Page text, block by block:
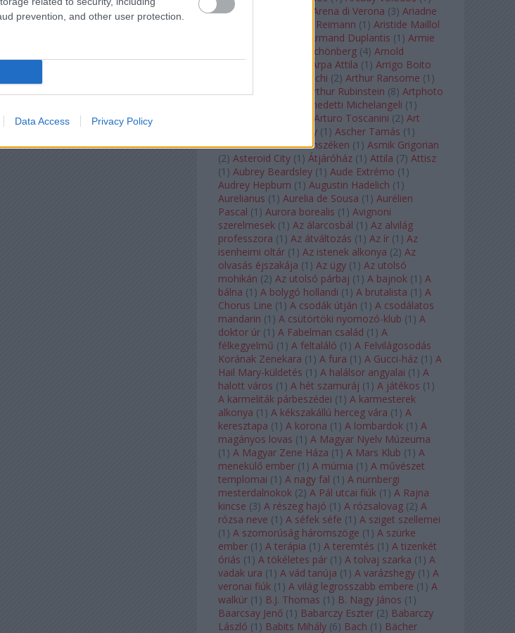
prevention, and other user protection.
Data Access Privacy Policy
Arcangelo Corelli
Arena di Verona (3) Ariadne
Aribert Reimann (1 ) Aristide Maillol
Armand Duplantis (1 ) Armie
Arnold Schönberg (4) Arnold
Schwarzenegger
Árpa Attila (1 ) Arrigo Boito
Artemisia Gentileschi (2) Arthur Ransome (1 )
Arthur Rimbaud
Arthur Rubinstein (8) Artphoto
Arturo Benedetti Michelangeli (1 )
Arturo Toscanini (2) Art
Art Shay (1 ) Ascher Tamás (1 )
Ascher Tamás Háromszéken (1 ) Asmik Grigorian
(2) Asteroid City (1 ) Átjáróház (1 ) Attila (7) Attisz
(1 ) Aubrey Beardsley (1 ) Aude Extrémo (1 )
Audrey Hepburn (1 ) Augustin Hadelich (1 )
Aurelianus (1 ) Aurelia de Sousa (1 ) Aurélien
Pascal (1 ) Aurora borealis (1 ) Avignoni
szerelmesek (1 ) Az álarcosbál (1 ) Az alvilág
professzora (1 ) Az átváltozás (1 ) Az ír (1 ) Az
isenheimi oltár (1 ) Az istenek alkonya (2) Az
olvasás éjszakája (1 ) Az ügy (1 ) Az utolsó
mohikán (2) Az utolsó párbaj (1 ) A bajnok (1 ) A
bálna (1 ) A bolygó hollandi (1 ) A brutalista (1 ) A
Chorus Line (1 ) A csodák útján (1 ) A csodálatos
mandarin (1 ) A csütörtöki nyomozó-klub (1 ) A
doktor úr (1 ) A Fabelman család (1 ) A
félkegyelmű (1 ) A feltaláló (1 ) A Felvilágosodás
Korának Zenekara (1 ) A fura (1 ) A Gucci-ház (1 ) A
Hail Mary-küldetés (1 ) A halálsor angyalai (1 ) A
halott város (1 ) A hét szamuráj (1 ) A játékos (1 )
A karmeliták párbeszédei (1 ) A karmesterek
alkonya (1 ) A kékszakállú herceg vára (1 ) A
keresztapa (1 ) A korona (1 ) A lombardok (1 ) A
magányos lovas (1 ) A Magyar Nyelv Múzeuma
(1 ) A Magyar Zene Háza (1 ) A Mars Klub (1 ) A
menekülő ember (1 ) A múmia (1 ) A művészet
templomai (1 ) A nagy fal (1 ) A nürnbergi
mesterdalnokok (2) A Pál utcai fiúk (1 ) A Rajna
kincse (3) A részeg hajó (1 ) A rózsalovag (2) A
rózsa neve (1 ) A séfek séfe (1 ) A sziget szellemei
(1 ) A szomorúság háromszöge (1 ) A szürke
ember (1 ) A terápia (1 ) A teremtés (1 ) A tizenkét
óriás (1 ) A tökéletes pár (1 ) A tolvaj szarka (1 ) A
vadak ura (1 ) A vád tanúja (1 ) A varázshegy (1 ) A
veronai fiúk (1 ) A világ legrosszabb embere (1 ) A
walkür (1 ) B.J. Thomas (1 ) B. Nagy János (1 )
Baarcsay Jenő (1 ) Babarczy Eszter (2) Babarczy
László (1 ) Babits Mihály (6) Bach (1 ) Bächer